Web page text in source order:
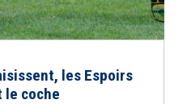
les Espoirs
le coche